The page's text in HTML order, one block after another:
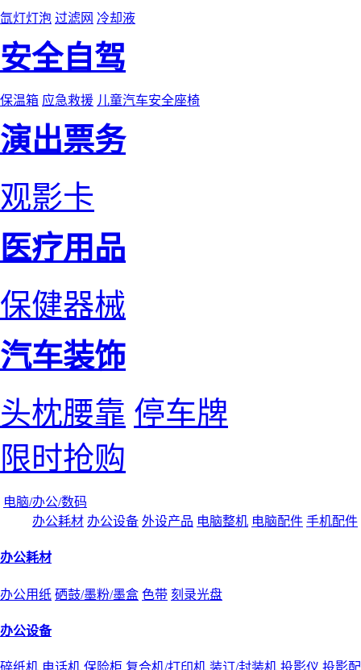
氙灯灯泡 过滤网 冷却液
安全自驾
保温箱 应急救援 儿童汽车安全座椅
演出票务
观影卡
医疗用品
保健器械
汽车装饰
头枕腰靠 停车牌
限时抢购
电脑/办公/数码
办公耗材 办公设备 外设产品 电脑整机 电脑配件 手机配件
办公耗材
办公用纸 硒鼓/墨粉/墨盒 色带 刻录光盘
办公设备
碎纸机 电话机 保险柜 复合机/打印机 装订/封装机 投影仪 投影